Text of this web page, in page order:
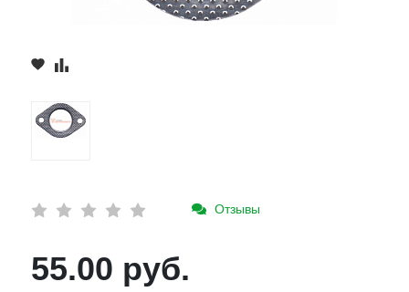
Отзывы
55.00 руб.